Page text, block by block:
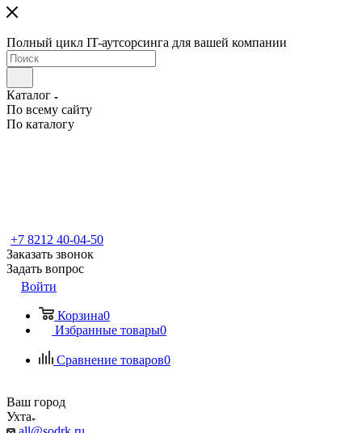
Полный цикл IT-аутсорсинга для вашей компании
Каталог
По всему сайту
По каталогу
+7 8212 40-04-50
Заказать звонок
Задать вопрос
Войти
Корзина0
Избранные товары0
Сравнение товаров0
Ваш город
Ухта